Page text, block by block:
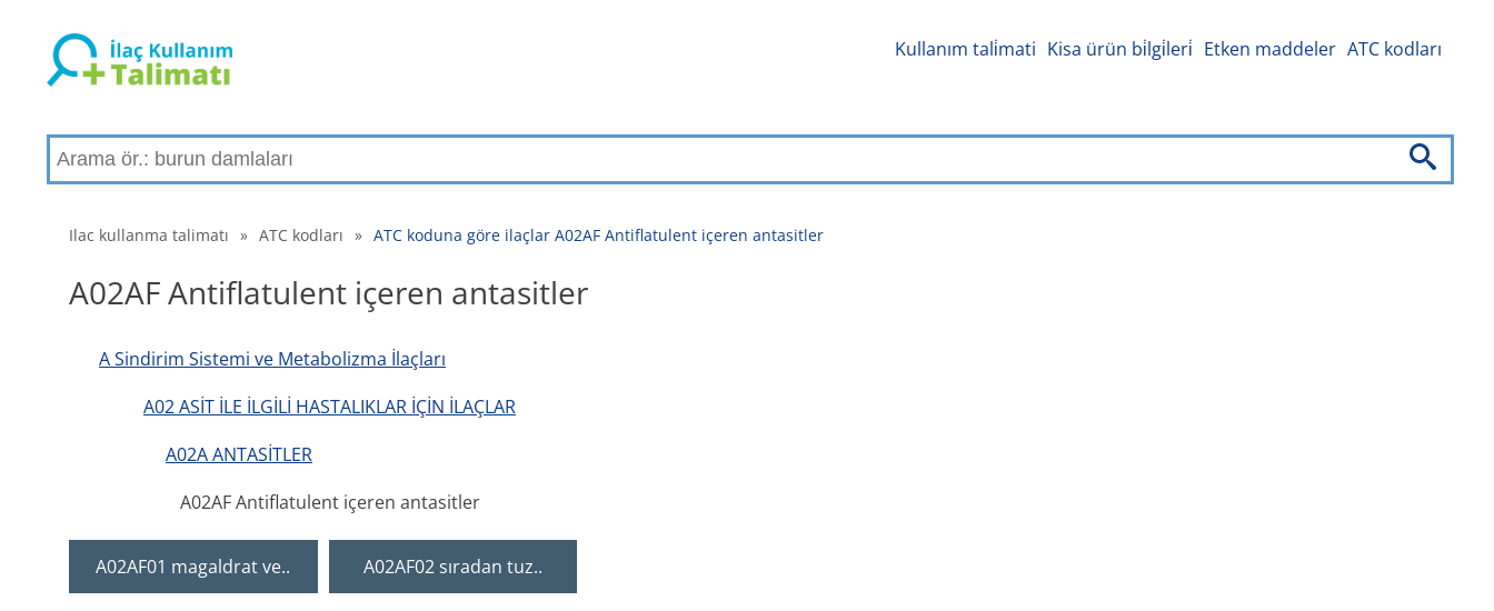
Kullanım tali̇mati Kisa ürün bi̇lgi̇leri̇ Etken maddeler ATC kodları
Ilac kullanma talimatı » ATC kodları » ATC koduna göre ilaçlar A02AF Antiflatulent içeren antasitler
A02AF Antiflatulent içeren antasitler
A Sindirim Sistemi ve Metabolizma İlaçları
A02 ASİT İLE İLGİLİ HASTALIKLAR İÇİN İLAÇLAR
A02A ANTASİTLER
A02AF Antiflatulent içeren antasitler
A02AF01 magaldrat ve.. A02AF02 sıradan tuz..